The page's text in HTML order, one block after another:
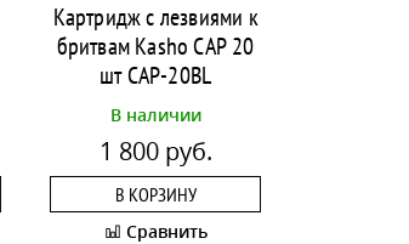
Картридж с лезвиями к
бритвам Kasho CAP 20
шт CAP-20BL
В наличии
1 800 руб.
В КОРЗИНУ
Сравнить